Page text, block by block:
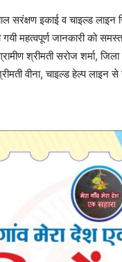
बाल सरंक्षण इकाई व चाइल्ड
गयी महत्वपूर्ण जानकारी को
श्रीमती सरोज शर्मा,
वीना, चाइल्ड हेल्प लाइन